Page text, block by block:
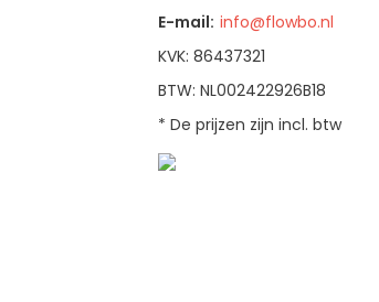
E-mail: info@flowbo.nl
KVK: 86437321
BTW: NL002422926B18
* De prijzen zijn incl. btw